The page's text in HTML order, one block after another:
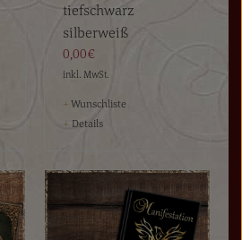
tiefschwarz
silberweiß
0,00€
inkl. MwSt.
+ Wunschliste
+ Details